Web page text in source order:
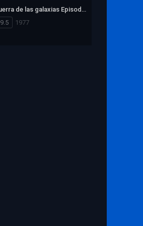
1968
La guerra de las galaxias Episodio IV: Una nueva esperanza
9.5
1977